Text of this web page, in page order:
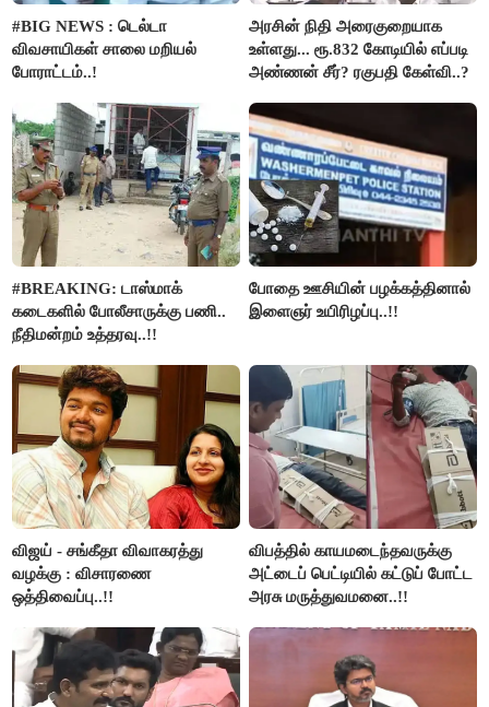
#BIG NEWS : டெல்டா
விவசாயிகள் சாலை மறியல்
போராட்டம்..!
அரசின் நிதி அரைகுறையாக
உள்ளது... ரூ.832 கோடியில் எப்படி
அண்ணன் சீர்? ரகுபதி கேள்வி..?
#BREAKING: டாஸ்மாக்
கடைகளில் போலீசாருக்கு பணி..
நீதிமன்றம் உத்தரவு..!!
போதை ஊசியின் பழக்கத்தினால்
இளைஞர் உயிரிழப்பு..!!
விஜய் - சங்கீதா விவாகரத்து
வழக்கு : விசாரணை
ஒத்திவைப்பு..!!
விபத்தில் காயமடைந்தவருக்கு
அட்டைப் பெட்டியில் கட்டுப் போட்ட
அரசு மருத்துவமனை..!!